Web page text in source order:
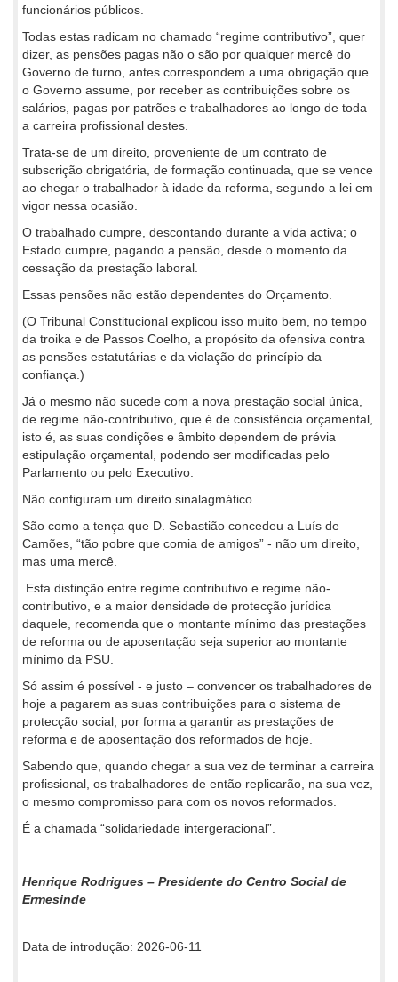
funcionários públicos.
Todas estas radicam no chamado “regime contributivo”, quer
dizer, as pensões pagas não o são por qualquer mercê do
Governo de turno, antes correspondem a uma obrigação que
o Governo assume, por receber as contribuições sobre os
salários, pagas por patrões e trabalhadores ao longo de toda
a carreira profissional destes.
Trata-se de um direito, proveniente de um contrato de
subscrição obrigatória, de formação continuada, que se vence
ao chegar o trabalhador à idade da reforma, segundo a lei em
vigor nessa ocasião.
O trabalhado cumpre, descontando durante a vida activa; o
Estado cumpre, pagando a pensão, desde o momento da
cessação da prestação laboral.
Essas pensões não estão dependentes do Orçamento.
(O Tribunal Constitucional explicou isso muito bem, no tempo
da troika e de Passos Coelho, a propósito da ofensiva contra
as pensões estatutárias e da violação do princípio da
confiança.)
Já o mesmo não sucede com a nova prestação social única,
de regime não-contributivo, que é de consistência orçamental,
isto é, as suas condições e âmbito dependem de prévia
estipulação orçamental, podendo ser modificadas pelo
Parlamento ou pelo Executivo.
Não configuram um direito sinalagmático.
São como a tença que D. Sebastião concedeu a Luís de
Camões, “tão pobre que comia de amigos” - não um direito,
mas uma mercê.
Esta distinção entre regime contributivo e regime não-
contributivo, e a maior densidade de protecção jurídica
daquele, recomenda que o montante mínimo das prestações
de reforma ou de aposentação seja superior ao montante
mínimo da PSU.
Só assim é possível - e justo – convencer os trabalhadores de
hoje a pagarem as suas contribuições para o sistema de
protecção social, por forma a garantir as prestações de
reforma e de aposentação dos reformados de hoje.
Sabendo que, quando chegar a sua vez de terminar a carreira
profissional, os trabalhadores de então replicarão, na sua vez,
o mesmo compromisso para com os novos reformados.
É a chamada “solidariedade intergeracional”.
Henrique Rodrigues – Presidente do Centro Social de
Ermesinde
Data de introdução: 2026-06-11